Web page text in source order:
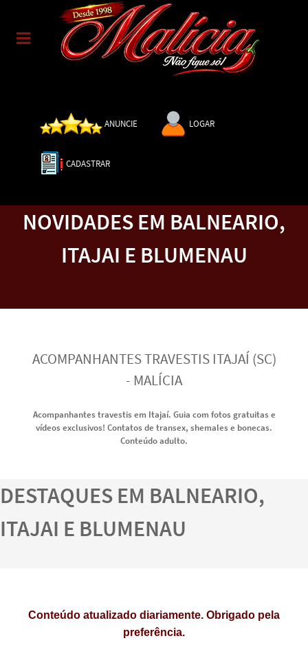
ANUNCIE LOGAR
CADASTRAR
NOVIDADES EM BALNEARIO,
ITAJAI E BLUMENAU
ACOMPANHANTES TRAVESTIS ITAJAÍ (SC)
- MALÍCIA
Acompanhantes travestis em Itajaí. Guia com fotos gratuitas e
vídeos exclusivos! Contatos de transex, shemales e bonecas.
Conteúdo adulto.
DESTAQUES EM BALNEARIO,
ITAJAI E BLUMENAU
Conteúdo atualizado diariamente. Obrigado pela
preferência.